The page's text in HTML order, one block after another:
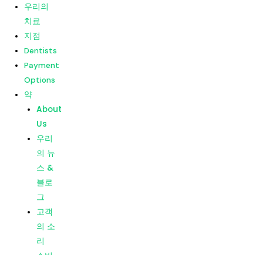
의 소
리
소비
자 평
가
메뉴
집
우리의
치료
지점
Dentists
Payment
Options
약
About
Us
우리의
치료
지점
Dentists
Payment
Options
약
About
Us
우리
의 뉴
스 &
블로
그
고객
의 소
리